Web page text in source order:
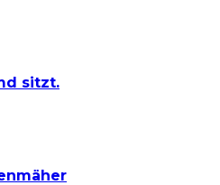
sitzt.